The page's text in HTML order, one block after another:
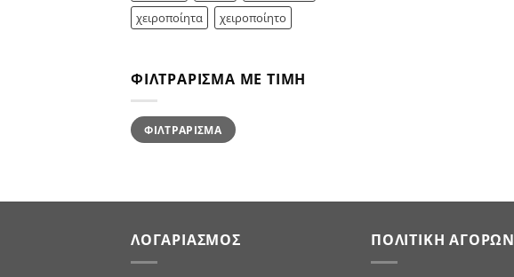
χειροποίητα
χειροποίητο
ΦΙΛΤΡΆΡΙΣΜΑ ΜΕ ΤΙΜΉ
Ελάχιστη
τιμή
Μέγιστη
τιμήΦΙΛΤΡΆΡΙΣΜΑ
ΛΟΓΑΡΙΑΣΜΌΣ ΠΟΛΙΤΙΚΉ ΑΓΟΡΏΝ